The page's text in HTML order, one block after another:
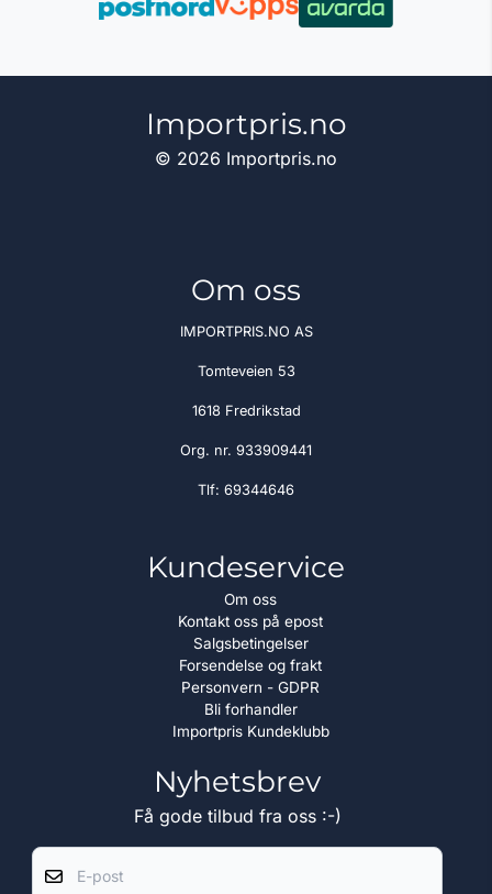
Importpris.no
© 2026 Importpris.no
Om oss
IMPORTPRIS.NO AS
Tomteveien 53
1618 Fredrikstad
Org. nr. 933909441
Tlf: 69344646
Kundeservice
Om oss
Kontakt oss på epost
Salgsbetingelser
Forsendelse og frakt
Personvern - GDPR
Bli forhandler
Importpris Kundeklubb
Nyhetsbrev
Få gode tilbud fra oss :-)